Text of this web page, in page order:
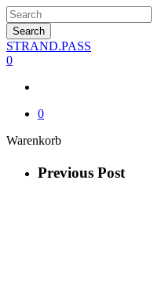
Skip
to
main
content
Search
Close
Search
STRAND.PASS
0
0
WarenkorbClose
Previous Post